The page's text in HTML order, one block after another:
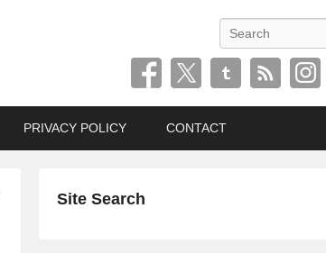
検
索
PRIVACY POLICY CONTACT
Site Search